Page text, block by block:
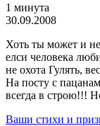
1 минута
30.09.2008
Хоть ты может и
елси человека
не охота Гулять,
На посту с
всегда в строю!!!
Ваши стихи и